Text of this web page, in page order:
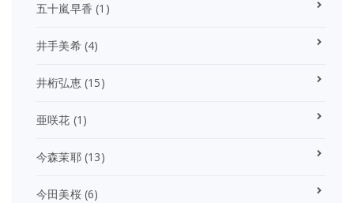
五十嵐早香 (1)
井手美希(4)
井桁弘恵(15)
亜咲花 (1)
今森茉耶(13)
今田美桜(6)